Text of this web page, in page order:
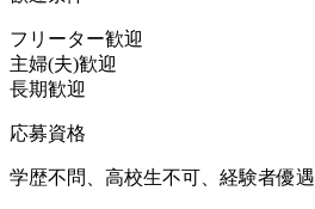
フリーター歓迎
主婦(夫)歓迎
長期歓迎
応募資格
学歴不問、高校生不可、経験者優遇